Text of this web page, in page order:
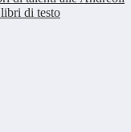
di testo